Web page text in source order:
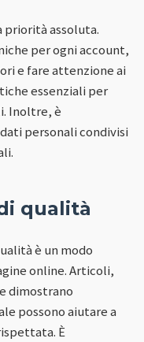
priorità assoluta.
per ogni account,
e fare attenzione ai
essenziali per
Inoltre, è
personali condivisi
qualità
è un modo
online. Articoli,
dimostrano
possono aiutare a
È